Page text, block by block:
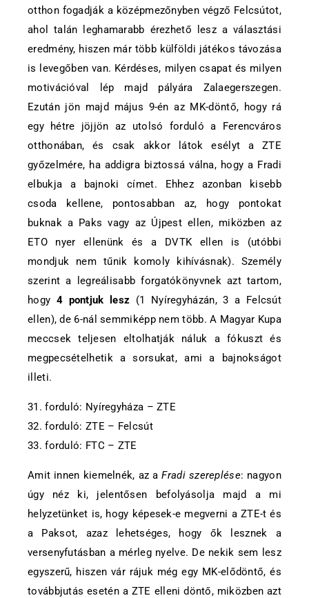
otthon fogadják a középmezőnyben végző Felcsútot,
ahol talán leghamarabb érezhető lesz a választási
eredmény, hiszen már több külföldi játékos távozása
is levegőben van. Kérdéses, milyen csapat és milyen
motivációval lép majd pályára Zalaegerszegen.
Ezután jön majd május 9-én az MK-döntő, hogy rá
egy hétre jöjjön az utolsó forduló a Ferencváros
otthonában, és csak akkor látok esélyt a ZTE
győzelmére, ha addigra biztossá válna, hogy a Fradi
elbukja a bajnoki címet. Ehhez azonban kisebb
csoda kellene, pontosabban az, hogy pontokat
buknak a Paks vagy az Újpest ellen, miközben az
ETO nyer ellenünk és a DVTK ellen is (utóbbi
mondjuk nem tűnik komoly kihívásnak). Személy
szerint a legreálisabb forgatókönyvnek azt tartom,
hogy 4 pontjuk lesz (1 Nyíregyházán, 3 a Felcsút
ellen), de 6-nál semmiképp nem több. A Magyar Kupa
meccsek teljesen eltolhatják náluk a fókuszt és
megpecsételhetik a sorsukat, ami a bajnokságot
illeti.
31. forduló: Nyíregyháza – ZTE
32. forduló: ZTE – Felcsút
33. forduló: FTC – ZTE
Amit innen kiemelnék, az a Fradi szereplése: nagyon
úgy néz ki, jelentősen befolyásolja majd a mi
helyzetünket is, hogy képesek-e megverni a ZTE-t és
a Paksot, azaz lehetséges, hogy ők lesznek a
versenyfutásban a mérleg nyelve. De nekik sem lesz
egyszerű, hiszen vár rájuk még egy MK-elődöntő, és
továbbjutás esetén a ZTE elleni döntő, miközben azt